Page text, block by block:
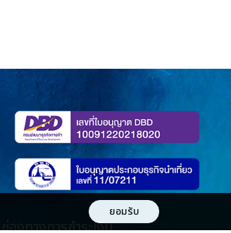
ช่องทางการชำระเงิน
ยอมรับ